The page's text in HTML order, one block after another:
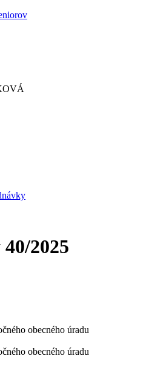
2025
obecného úradu
obecného úradu